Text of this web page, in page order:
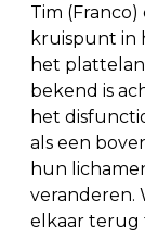
Tim
kruispunt in
het
bekend is
het
als een
hun
veranderen.
elkaar terug